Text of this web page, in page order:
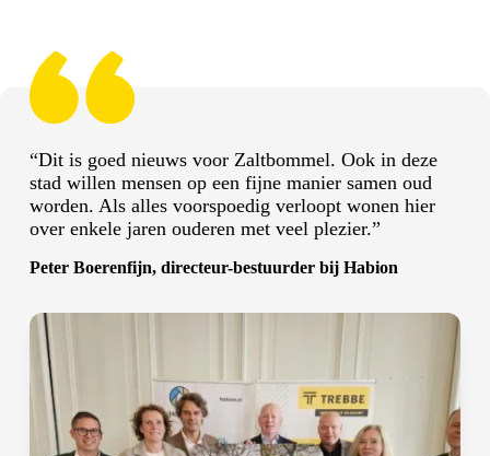
“Dit is goed nieuws voor Zaltbommel. Ook in deze
stad willen mensen op een fijne manier samen oud
worden. Als alles voorspoedig verloopt wonen hier
over enkele jaren ouderen met veel plezier.”
Peter Boerenfijn, directeur-bestuurder bij Habion